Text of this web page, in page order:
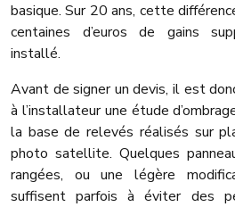
basique. Sur 20 ans, cette
centaines d’euros de gains
installé.
Avant de signer un devis, il est
à l’installateur une étude
la base de relevés réalisés sur
photo satellite. Quelques
rangées, ou une légère
suffisent parfois à éviter des